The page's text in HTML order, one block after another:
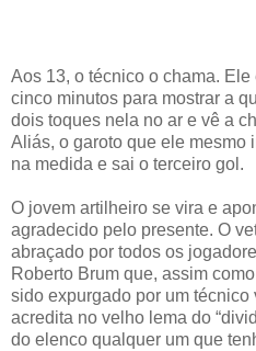
Aos 13, o técnico o chama.
cinco minutos para mostrar a
dois toques nela no ar e vê a
Aliás, o garoto que ele mesmo
na medida e sai o terceiro gol.
O jovem artilheiro se vira e
agradecido pelo presente. O
abraçado por todos os
Roberto Brum que, assim
sido expurgado por um
acredita no velho lema do
do elenco qualquer um que